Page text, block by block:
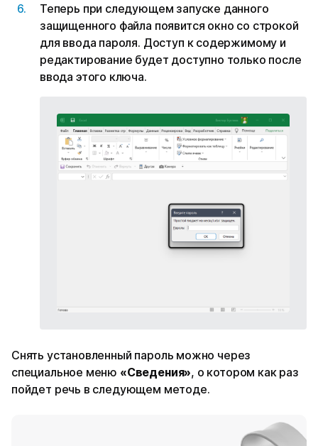
Теперь при следующем запуске данного
защищенного файла появится окно со строкой
для ввода пароля. Доступ к содержимому и
редактирование будет доступно только после
ввода этого ключа.
Снять установленный пароль можно через
специальное меню «Сведения», о котором как раз
пойдет речь в следующем методе.